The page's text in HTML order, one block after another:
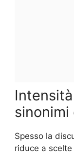
Spesso la
riduce a